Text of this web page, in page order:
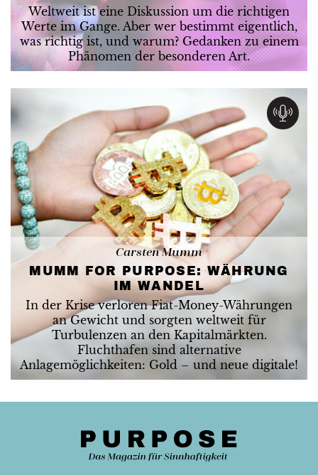
Weltweit ist eine Diskussion um die richtigen
Werte im Gange. Aber wer bestimmt eigentlich,
was richtig ist, und warum? Gedanken zu einem
Phänomen der besonderen Art.
Carsten Mumm
MUMM FOR PURPOSE: WÄHRUNG
IM WANDEL
In der Krise verloren Fiat-Money-Währungen
an Gewicht und sorgten weltweit für
Turbulenzen an den Kapitalmärkten.
Fluchthafen sind alternative
Anlagemöglichkeiten: Gold – und neue digitale!